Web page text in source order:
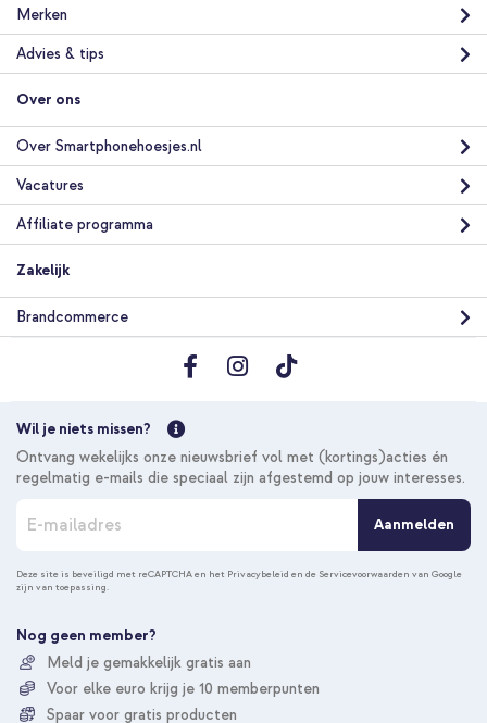
Merken
Advies & tips
Over ons
Over Smartphonehoesjes.nl
Vacatures
Affiliate programma
Zakelijk
Brandcommerce
Wil je niets missen?
Ontvang wekelijks onze nieuwsbrief vol met (kortings)acties én
regelmatig e-mails die speciaal zijn afgestemd op jouw interesses.
n
n
e
u
o
p
Aanmelden
Deze site is beveiligd met reCAPTCHA en het Privacybeleid en de Servicevoorwaarden van Google
zijn van toepassing.
Nog geen member?
Meld je gemakkelijk gratis aan
Voor elke euro krijg je 10 memberpunten
Spaar voor gratis producten